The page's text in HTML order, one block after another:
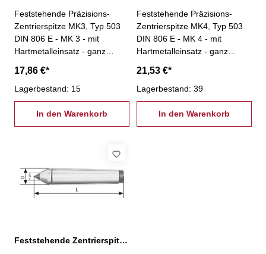
Feststehende Präzisions-
Zentrierspitze MK3, Typ 503
DIN 806 E - MK 3 - mit
Hartmetalleinsatz - ganz
17,86 €*
Lagerbestand: 15
In den Warenkorb
Feststehende Präzisions-
Zentrierspitze MK4, Typ 503
DIN 806 E - MK 4 - mit
Hartmetalleinsatz - ganz
21,53 €*
Lagerbestand: 39
In den Warenkorb
Feststehende Zentrierspitze MK5 Typ 503 DIN 806 E